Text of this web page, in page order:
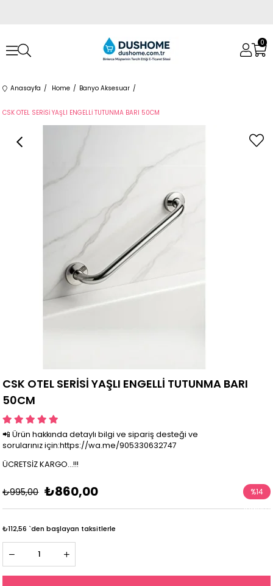
0
Anasayfa Home Banyo Aksesuar
CSK OTEL SERİSİ YAŞLI ENGELLİ TUTUNMA BARI 50CM
CSK OTEL SERİSİ YAŞLI ENGELLİ TUTUNMA BARI
50CM
📲 Ürün hakkında detaylı bilgi ve sipariş desteği ve
sorularınız için:https://wa.me/905330632747
ÜCRETSİZ KARGO...!!!
₺995,00 ₺860,00 %14
İndirim
₺112,56 `den başlayan taksitlerle